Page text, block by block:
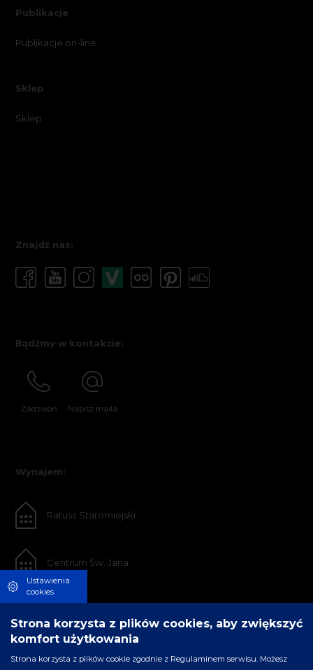
Publikacje
Publikacje on-line
Sklep
Sklep
Znajdź nas:
Bądźmy w kontakcie:
Zadzwoń Napisz maila
Wynajem:
Ratusz Staromiejski
Centrum Św. Jana
Ustawienia
cookies
Strona korzysta z plików cookies, aby zwiększyć
komfort użytkowania
Strona korzysta z plików cookie zgodnie z Regulaminem serwisu. Możesz